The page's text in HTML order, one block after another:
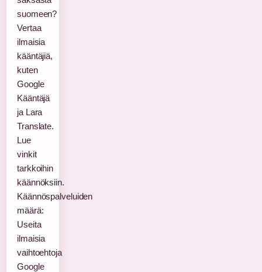
suomeen?
Vertaa
ilmaisia
kääntäjiä,
kuten
Google
Kääntäjä
ja Lara
Translate.
Lue
vinkit
tarkkoihin
käännöksiin.
Käännöspalveluiden
määrä:
Useita
ilmaisia
vaihtoehtoja
Google